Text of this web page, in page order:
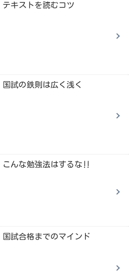
キストを読むコツ
試の鉄則は広く浅く
んな勉強法はするな‼
試合格までのマインド